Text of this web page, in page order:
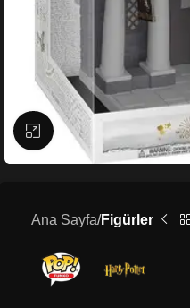
Büyütmek için tıklayın
Ana Sayfa Figürler